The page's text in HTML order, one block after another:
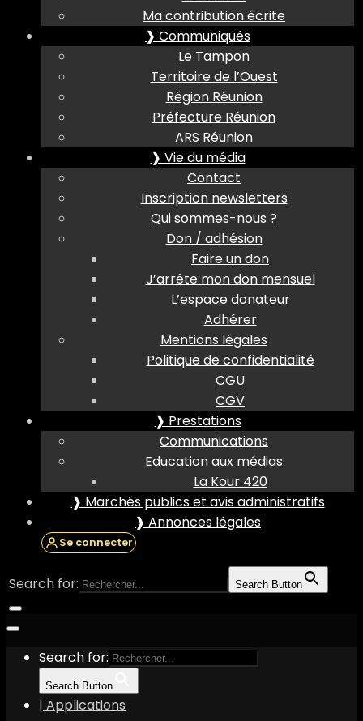
Ma contribution écrite
❱ Communiqués
Le Tampon
Territoire de l’Ouest
Région Réunion
Préfecture Réunion
ARS Réunion
❱ Vie du média
Contact
Inscription newsletters
Qui sommes-nous ?
Don / adhésion
Faire un don
J’arrête mon don mensuel
L’espace donateur
Adhérer
Mentions légales
Politique de confidentialité
CGU
CGV
❱ Prestations
Communications
Education aux médias
La Kour 420
❱ Marchés publics et avis administratifs
❱ Annonces légales
Se connecter
Search for: Search Button
Search for:
Search Button
| Applications